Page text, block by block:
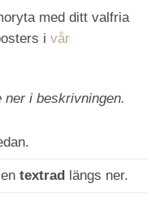
med ditt valfria
i vår
i beskrivningen.
textrad längs ner.